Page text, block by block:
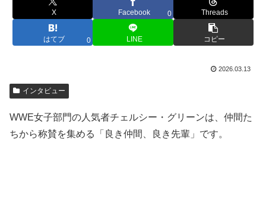
X Facebook 0 Threads
はてブ 0 LINE コピー
2026.03.13
インタビュー
WWE女子部門の人気者チェルシー・グリーンは、仲間た
ちから称賛を集める「良き仲間、良き先輩」です。